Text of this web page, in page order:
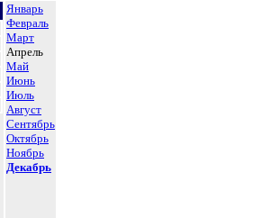
Январь
Февраль
Март
Апрель
Май
Июнь
Июль
Август
Сентябрь
Октябрь
Ноябрь
Декабрь